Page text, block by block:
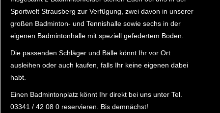
Sportwelt Strausberg zur Verfügung, zwei davon in unserer
großen Badminton- und Tennishalle sowie sechs in der
eigenen Badmintonhalle mit speziell gefedertem Boden.
Die passenden Schläger und Bälle könnt Ihr vor Ort
ausleihen oder auch kaufen, falls Ihr keine eigenen dabei
habt.
Einen Badmintonplatz könnt Ihr direkt bei uns unter Tel.
03341 / 42 08 0 reservieren. Bis demnächst!